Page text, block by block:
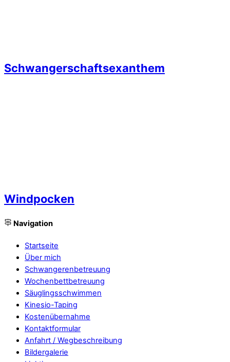
Schwangerschaftsexanthem
Windpocken
Navigation
Startseite
Über mich
Schwangerenbetreuung
Wochenbettbetreuung
Säuglingsschwimmen
Kinesio-Taping
Kostenübernahme
Kontaktformular
Anfahrt / Wegbeschreibung
Bildergalerie